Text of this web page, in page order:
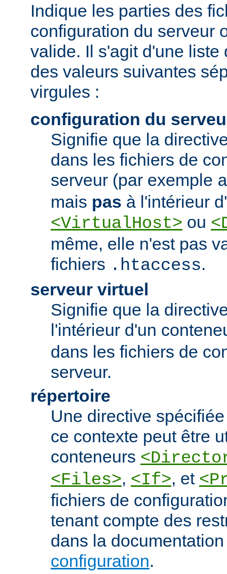
Indique les parties des
configuration du serveur
valide. Il s'agit d'une liste
des valeurs suivantes
virgules :
configuration du
Signifie que la
dans les fichiers de
serveur (par exemple
mais pas à l'intérieur
<VirtualHost> ou
même, elle n'est pas
fichiers .htaccess.
serveur virtuel
Signifie que la
l'intérieur d'un
dans les fichiers de
serveur.
répertoire
Une directive
ce contexte peut être
conteneurs
<Files>, <If>, et
fichiers de
tenant compte des
dans la
configuration.